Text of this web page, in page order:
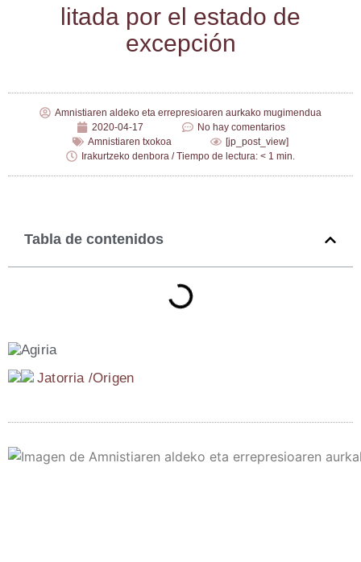
li­ta­da por el esta­do de
excepción
Amnistiaren aldeko eta errepresioaren aurkako mugimendua
2020-04-17
No hay comentarios
Amnistiaren txokoa
[jp_post_view]
Irakurtzeko denbora / Tiempo de lectura: < 1 min.
Tabla de contenidos
Jato­rria /​Ori­gen